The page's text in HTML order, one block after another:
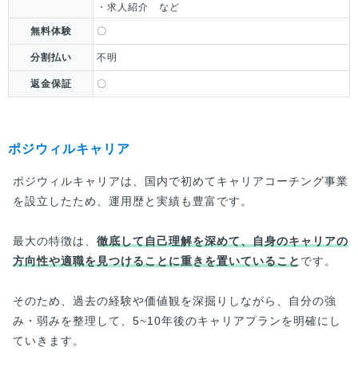
・求人紹介 など
無料体験 〇
分割払い 不明
返金保証 〇
ポジウィルキャリア
ポジウィルキャリアは、国内で初めてキャリアコーチング事業
を設立したため、運用歴と実績も豊富です。
最大の特徴は、 徹底して自己理解を深めて、自身のキャリアの
方向性や適職を見つけることに重きを置いていること です。
そのため、過去の経験や価値観を深掘りしながら、自分の強
み・弱みを整理して、5~10年後のキャリアプランを明確にし
ていきます。